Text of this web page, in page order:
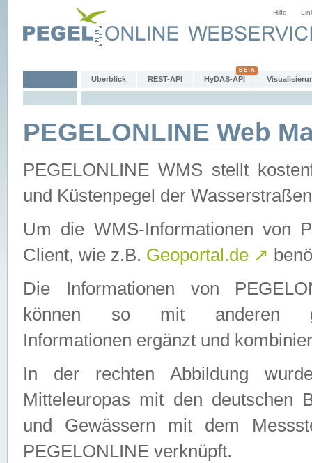
Hilfe
Überblick REST-API HyDAS-API
PEGELONLINE Web
PEGELONLINE WMS stellt
und Küstenpegel der
Um die WMS-Informationen von
Client, wie z.B. Geoportal.de ↗
Die Informationen von
können so mit anderen
Informationen ergänzt und
In der rechten Abbildung
Mitteleuropas mit den deutschen
und Gewässern mit dem
PEGELONLINE verknüpft.